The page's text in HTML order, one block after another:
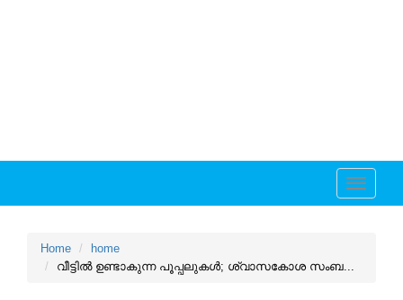
Toggle
Home
home
വീട്ടില്‍ ഉണ്ടാകുന്ന പൂപ്പലുകള്‍; ശ്വാസകോശ സംബ...